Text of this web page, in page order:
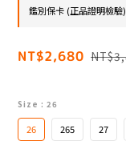
鑑別保卡 (正品證明檢
NT$2,680
Size : 26
26 265 27